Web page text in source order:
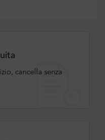
cancella senza